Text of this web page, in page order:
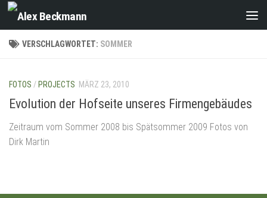
Zum Inhalt springen
VERSCHLAGWORTET: SOMMER
FOTOS / PROJECTS MÄRZ 23, 2010
Evolution der Hofseite unseres Firmengebäudes
Zeitraum vom Sommer 2008 bis Spätsommer 2009 Fotos von
Dirk Martin